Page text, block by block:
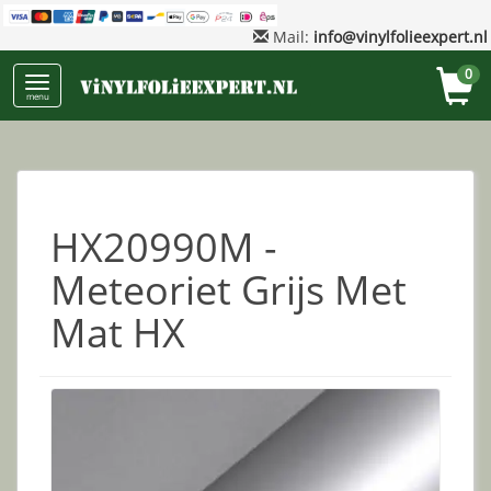
Mail: info@vinylfolieexpert.nl
menu
0
HX20990M -
Meteoriet Grijs Met
Mat HX